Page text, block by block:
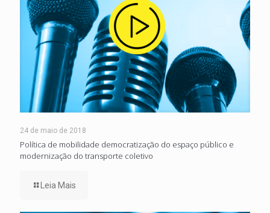
24 de maio de 2018
Política de mobilidade democratização do espaço público e
modernização do transporte coletivo
Leia Mais